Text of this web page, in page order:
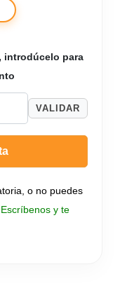
introdúcelo para
VALIDAR
o no puedes
Escríbenos y te